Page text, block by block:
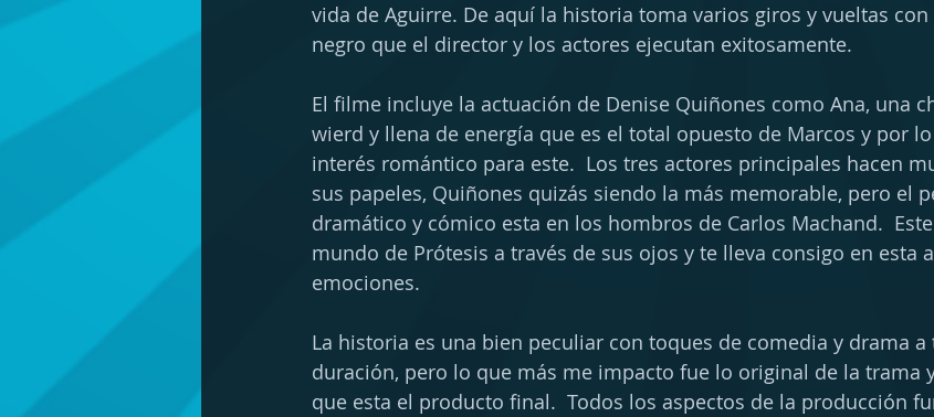
vida de Aguirre. De aquí la historia toma varios giros y vueltas
negro que el director y los actores ejecutan exitosamente.
El filme incluye la actuación de Denise Quiñones como Ana, una
wierd y llena de energía que es el total opuesto de Marcos y por
interés romántico para este.  Los tres actores principales hacen
sus papeles, Quiñones quizás siendo la más memorable, pero el
dramático y cómico esta en los hombros de Carlos Machand.
mundo de Prótesis a través de sus ojos y te lleva consigo en esta
emociones.
La historia es una bien peculiar con toques de comedia y drama a
duración, pero lo que más me impacto fue lo original de la trama
que esta el producto final.  Todos los aspectos de la producción